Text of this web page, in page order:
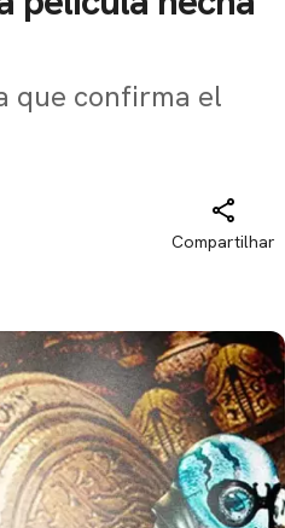
que confirma el
Compartilhar